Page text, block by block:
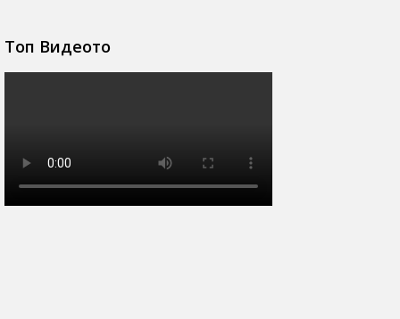
Топ Видеото